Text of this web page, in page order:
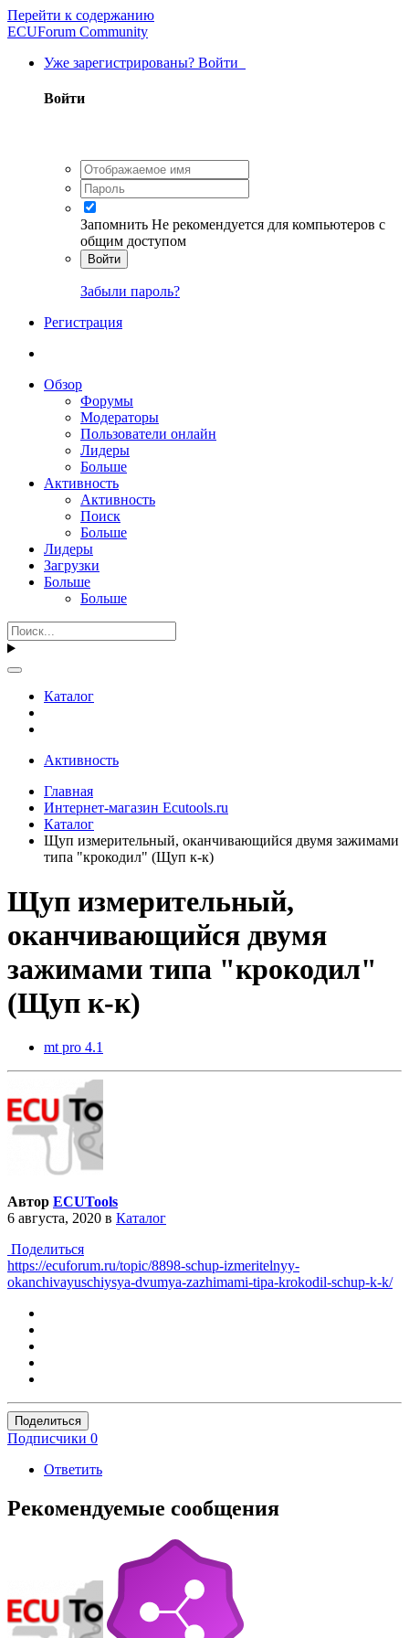
Перейти к содержанию
ECUForum Community
Уже зарегистрированы? Войти
Войти
Запомнить Не рекомендуется для компьютеров с
общим доступом
Войти
Забыли пароль?
Регистрация
Обзор
Форумы
Модераторы
Пользователи онлайн
Лидеры
Больше
Активность
Активность
Поиск
Больше
Лидеры
Загрузки
Больше
Больше
Каталог
Активность
Главная
Интернет-магазин Ecutools.ru
Каталог
Щуп измерительный, оканчивающийся двумя зажимами
типа "крокодил" (Щуп к-к)
Щуп измерительный,
оканчивающийся двумя
зажимами типа "крокодил"
(Щуп к-к)
mt pro 4.1
Автор ECUTools
6 августа, 2020 в Каталог
Поделиться
https://ecuforum.ru/topic/8898-schup-izmeritelnyy-
okanchivayuschiysya-dvumya-zazhimami-tipa-krokodil-schup-k-k/
Поделиться
Подписчики 0
Ответить
Рекомендуемые сообщения